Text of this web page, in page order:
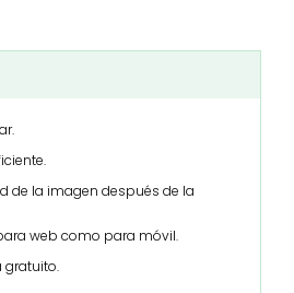
de la imagen después de la
web como para móvil.
gratuito.